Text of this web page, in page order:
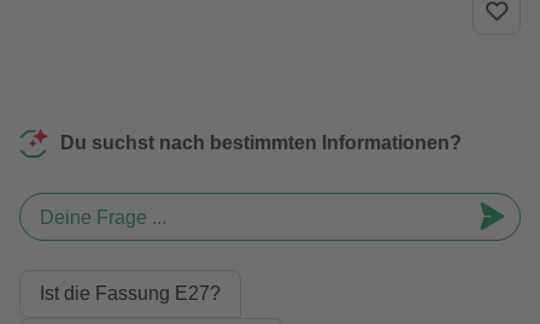
Du suchst nach bestimmten Informationen?
Deine Frage ...
Ist die Fassung E27?